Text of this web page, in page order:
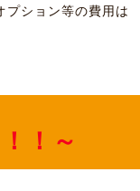
プション等の費⽤は
！～